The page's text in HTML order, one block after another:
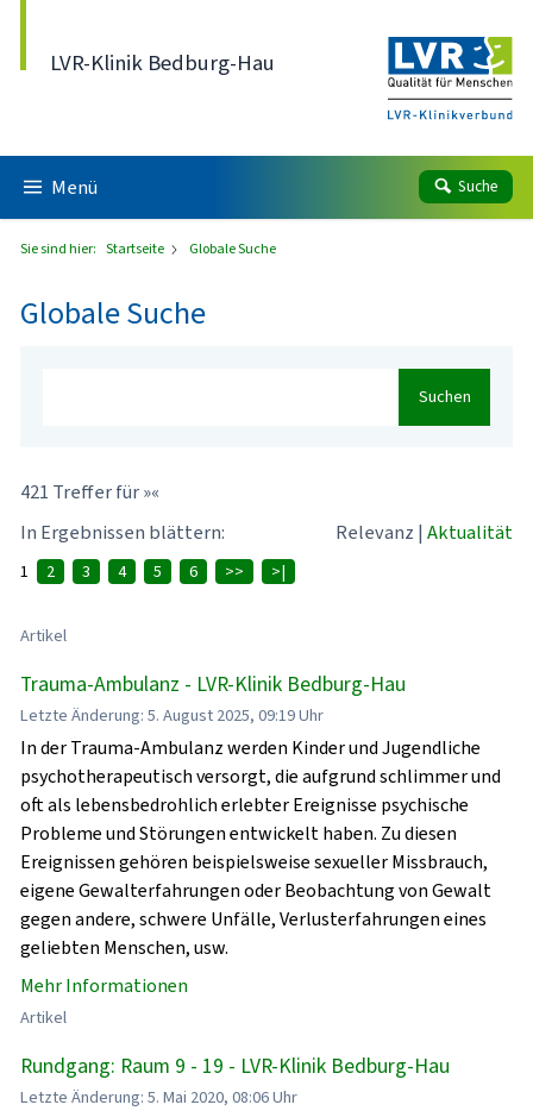
LVR-Klinik Bedburg-Hau
Menü Suche
Sie sind hier: Startseite Globale Suche
Globale Suche
Suchen
421 Treffer für »«
In Ergebnissen blättern:
Relevanz | Aktualität
1 2 3 4 5 6 >> >|
Artikel
Trauma-Ambulanz - LVR-Klinik Bedburg-Hau
Letzte Änderung: 5. August 2025, 09:19 Uhr
In der Trauma-Ambulanz werden Kinder und Jugendliche
psychotherapeutisch versorgt, die aufgrund schlimmer und
oft als lebensbedrohlich erlebter Ereignisse psychische
Probleme und Störungen entwickelt haben. Zu diesen
Ereignissen gehören beispielsweise sexueller Missbrauch,
eigene Gewalterfahrungen oder Beobachtung von Gewalt
gegen andere, schwere Unfälle, Verlusterfahrungen eines
geliebten Menschen, usw.
Mehr Informationen
Artikel
Rundgang: Raum 9 - 19 - LVR-Klinik Bedburg-Hau
Letzte Änderung: 5. Mai 2020, 08:06 Uhr